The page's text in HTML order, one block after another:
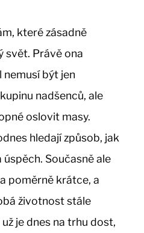
které zásadně
svět. Právě ona
nemusí být jen
nadšenců, ale
oslovit masy.
hledají způsob, jak
Současně ale
poměrně krátce, a
životnost stále
je dnes na trhu dost,